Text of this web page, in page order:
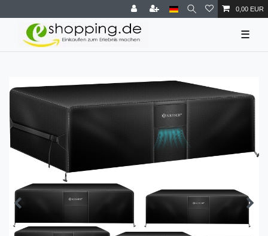
0,00 EUR
☰